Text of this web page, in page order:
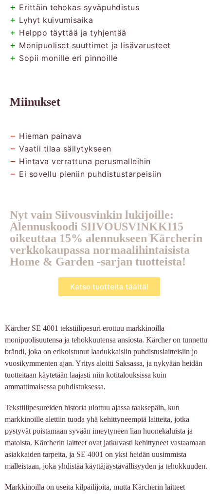
+ Erittäin tehokas syväpuhdistus
+ Lyhyt kuivumisaika
+ Helppo täyttää ja tyhjentää
+ Monipuoliset suuttimet ja lisävarusteet
+ Sopii monille eri pinnoille
Miinukset
− Hieman painava
− Vaatii tilaa säilytykseen
− Hintava verrattuna perusmalleihin
− Ei sovellu pieniin puhdistustarpeisiin
Nyt vain Siivousvinkin lukijoille:
Alennuskoodi SIIVOUSVINKKI15
oikeuttaa 15% alennukseen Kärcherin
verkkokaupassa normaalihintaisista
Home & Garden -sarjan tuotteista!
Katso tuotteita täältä!
Kärcher SE 4001 tekstiilipesuri erottuu markkinoilla
monipuolisuutensa ja tehokkuutensa ansiosta. Kärcher on tunnettu
brändi, joka on erikoistunut laadukkaisiin puhdistuslaitteisiin jo
vuosikymmenten ajan. Yritys aloitti Saksassa, ja nykyään heidän
tuotteitaan käytetään laajasti niin kotitalouksissa kuin
ammattimaisessa puhdistuksessa.
Tekstiilipesureiden historia ulottuu ajassa taaksepäin, kun
markkinoille alettiin tuoda yhä kehittyneempiä laitteita, jotka
pystyvät poistamaan syvään imeytyneen lian huonekaluista ja
matoista. Kärcherin laitteet ovat jatkuvasti kehittyneet vastaamaan
asiakkaiden tarpeita, ja SE 4001 on yksi heidän uusimmista
malleistaan, joka yhdistää käyttäjäystävällisyyden ja tehokkuuden.
Markkinoilla on useita kilpailijoita, mutta Kärcherin laitteet